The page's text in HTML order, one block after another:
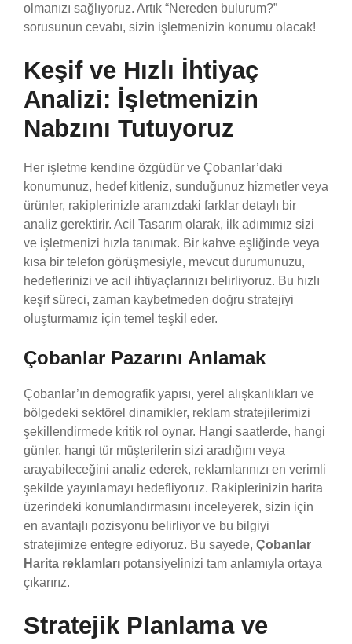
olmanızı sağlıyoruz. Artık “Nereden bulurum?”
sorusunun cevabı, sizin işletmenizin konumu olacak!
Keşif ve Hızlı İhtiyaç
Analizi: İşletmenizin
Nabzını Tutuyoruz
Her işletme kendine özgüdür ve Çobanlar’daki
konumunuz, hedef kitleniz, sunduğunuz hizmetler veya
ürünler, rakiplerinizle aranızdaki farklar detaylı bir
analiz gerektirir. Acil Tasarım olarak, ilk adımımız sizi
ve işletmenizi hızla tanımak. Bir kahve eşliğinde veya
kısa bir telefon görüşmesiyle, mevcut durumunuzu,
hedeflerinizi ve acil ihtiyaçlarınızı belirliyoruz. Bu hızlı
keşif süreci, zaman kaybetmeden doğru stratejiyi
oluşturmamız için temel teşkil eder.
Çobanlar Pazarını Anlamak
Çobanlar’ın demografik yapısı, yerel alışkanlıkları ve
bölgedeki sektörel dinamikler, reklam stratejilerimizi
şekillendirmede kritik rol oynar. Hangi saatlerde, hangi
günler, hangi tür müşterilerin sizi aradığını veya
arayabileceğini analiz ederek, reklamlarınızı en verimli
şekilde yayınlamayı hedefliyoruz. Rakiplerinizin harita
üzerindeki konumlandırmasını inceleyerek, sizin için
en avantajlı pozisyonu belirliyor ve bu bilgiyi
stratejimize entegre ediyoruz. Bu sayede, Çobanlar
Harita reklamları potansiyelinizi tam anlamıyla ortaya
çıkarırız.
Stratejik Planlama ve